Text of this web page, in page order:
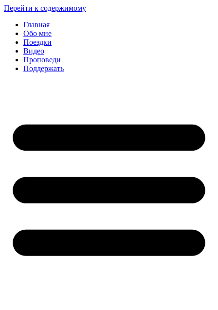
Перейти к содержимому
Главная
Обо мне
Поездки
Видео
Проповеди
Поддержать